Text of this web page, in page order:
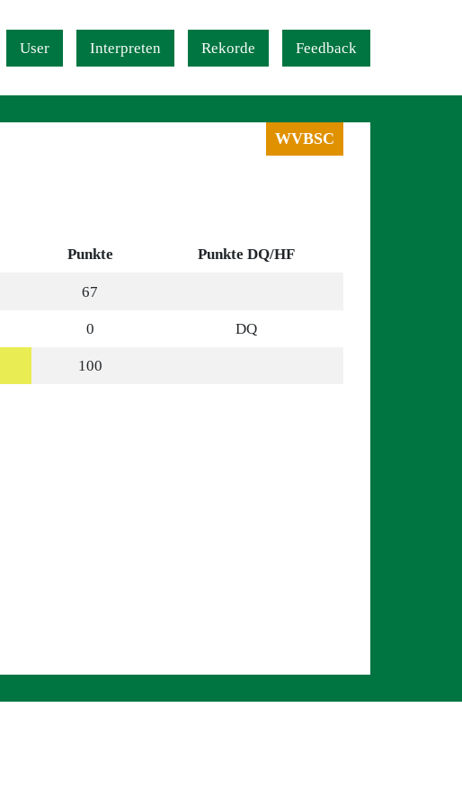
User Interpreten Rekorde Feedback
WVBSC
Punkte Punkte DQ/HF
67
0 DQ
100